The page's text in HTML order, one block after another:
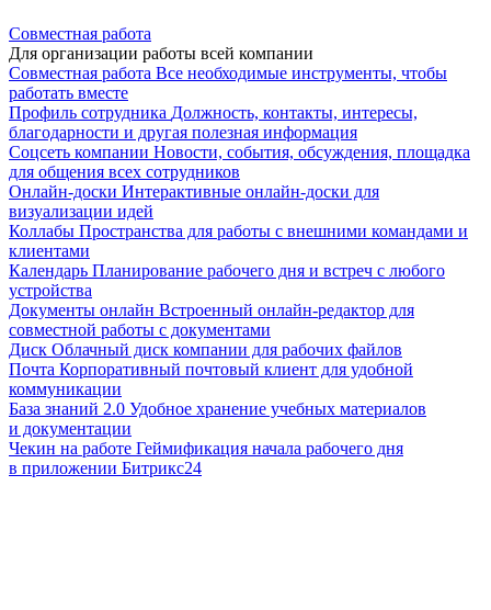
Совместная работа
Для организации работы всей компании
Совместная работа Все необходимые инструменты, чтобы
работать вместе
Профиль сотрудника Должность, контакты, интересы,
благодарности и другая полезная информация
Соцсеть компании Новости, события, обсуждения, площадка
для общения всех сотрудников
Онлайн-доски Интерактивные онлайн-доски для
визуализации идей
Коллабы Пространства для работы с внешними командами и
клиентами
Календарь Планирование рабочего дня и встреч с любого
устройства
Документы онлайн Встроенный онлайн-редактор для
совместной работы с документами
Диск Облачный диск компании для рабочих файлов
Почта Корпоративный почтовый клиент для удобной
коммуникации
База знаний 2.0 Удобное хранение учебных материалов
и документации
Чекин на работе Геймификация начала рабочего дня
в приложении Битрикс24